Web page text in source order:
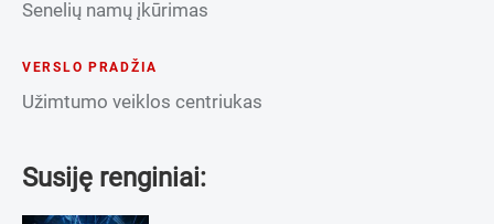
Senelių namų įkūrimas
VERSLO PRADŽIA
Užimtumo veiklos centriukas
Susiję renginiai: